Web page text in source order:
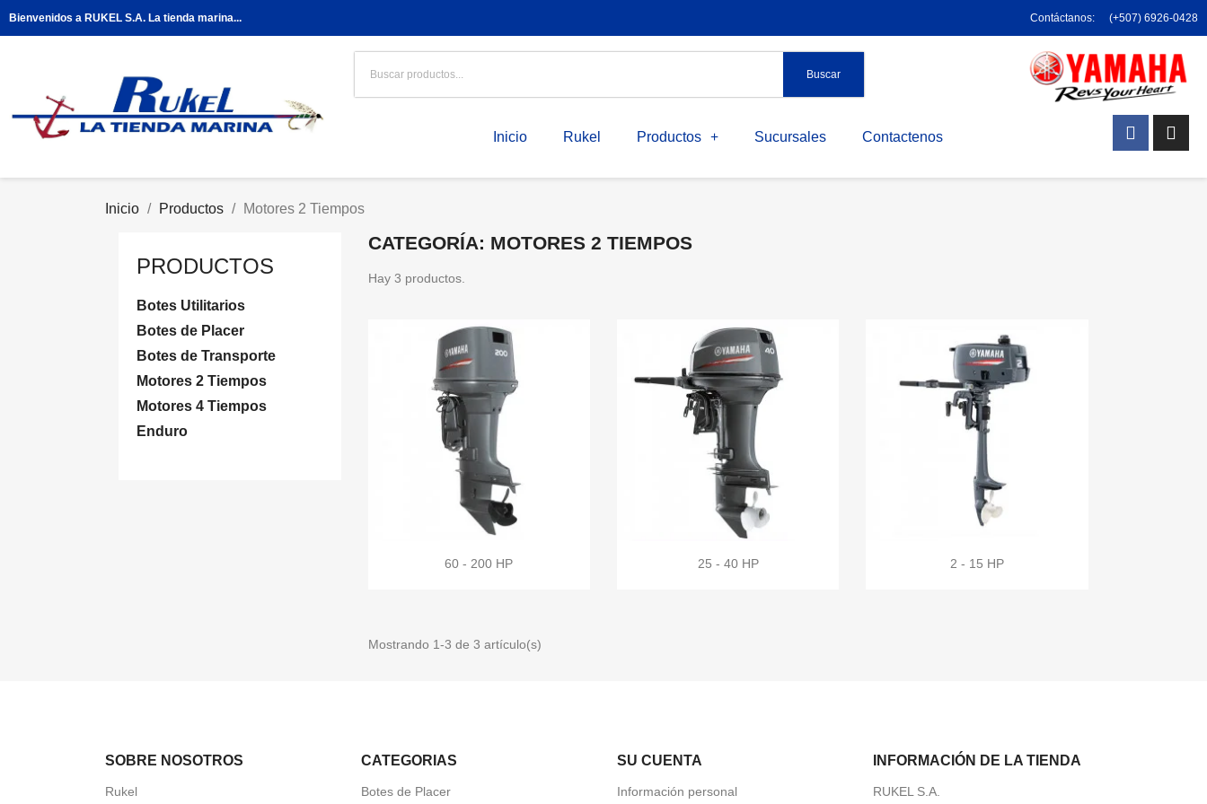
Bienvenidos a RUKEL S.A. La tienda marina... Contáctanos: (+507) 6926-0428
Buscar
Inicio Rukel Productos Sucursales Contactenos
Inicio Productos Motores 2 Tiempos
PRODUCTOS
Botes Utilitarios
Botes de Placer
Botes de Transporte
Motores 2 Tiempos
Motores 4 Tiempos
Enduro
CATEGORÍA: MOTORES 2 TIEMPOS
Hay 3 productos.
60 - 200 HP 25 - 40 HP 2 - 15 HP
Mostrando 1-3 de 3 artículo(s)
SOBRE NOSOTROS
Rukel
CATEGORIAS
Botes de Placer
SU CUENTA
Información personal
INFORMACIÓN DE LA TIENDA
RUKEL S.A.